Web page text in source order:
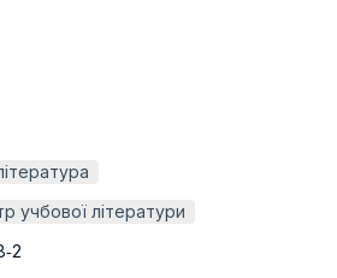
учбової літератури